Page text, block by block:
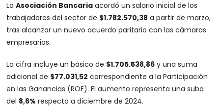
LaAsociación Bancaria acordó un salario inicial de los
trabajadores del sector de $1.782.570,38 a partir de marzo,
tras alcanzar un nuevo acuerdo paritario con las cámaras
empresarias.
La cifra incluye un básico de $1.705.538,86 y una suma
adicional de $77.031,52 correspondiente a la Participación
en las Ganancias (ROE). El aumento representa una suba
del 8,6% respecto a diciembre de 2024.